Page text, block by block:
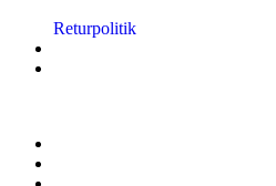
Returpolitik